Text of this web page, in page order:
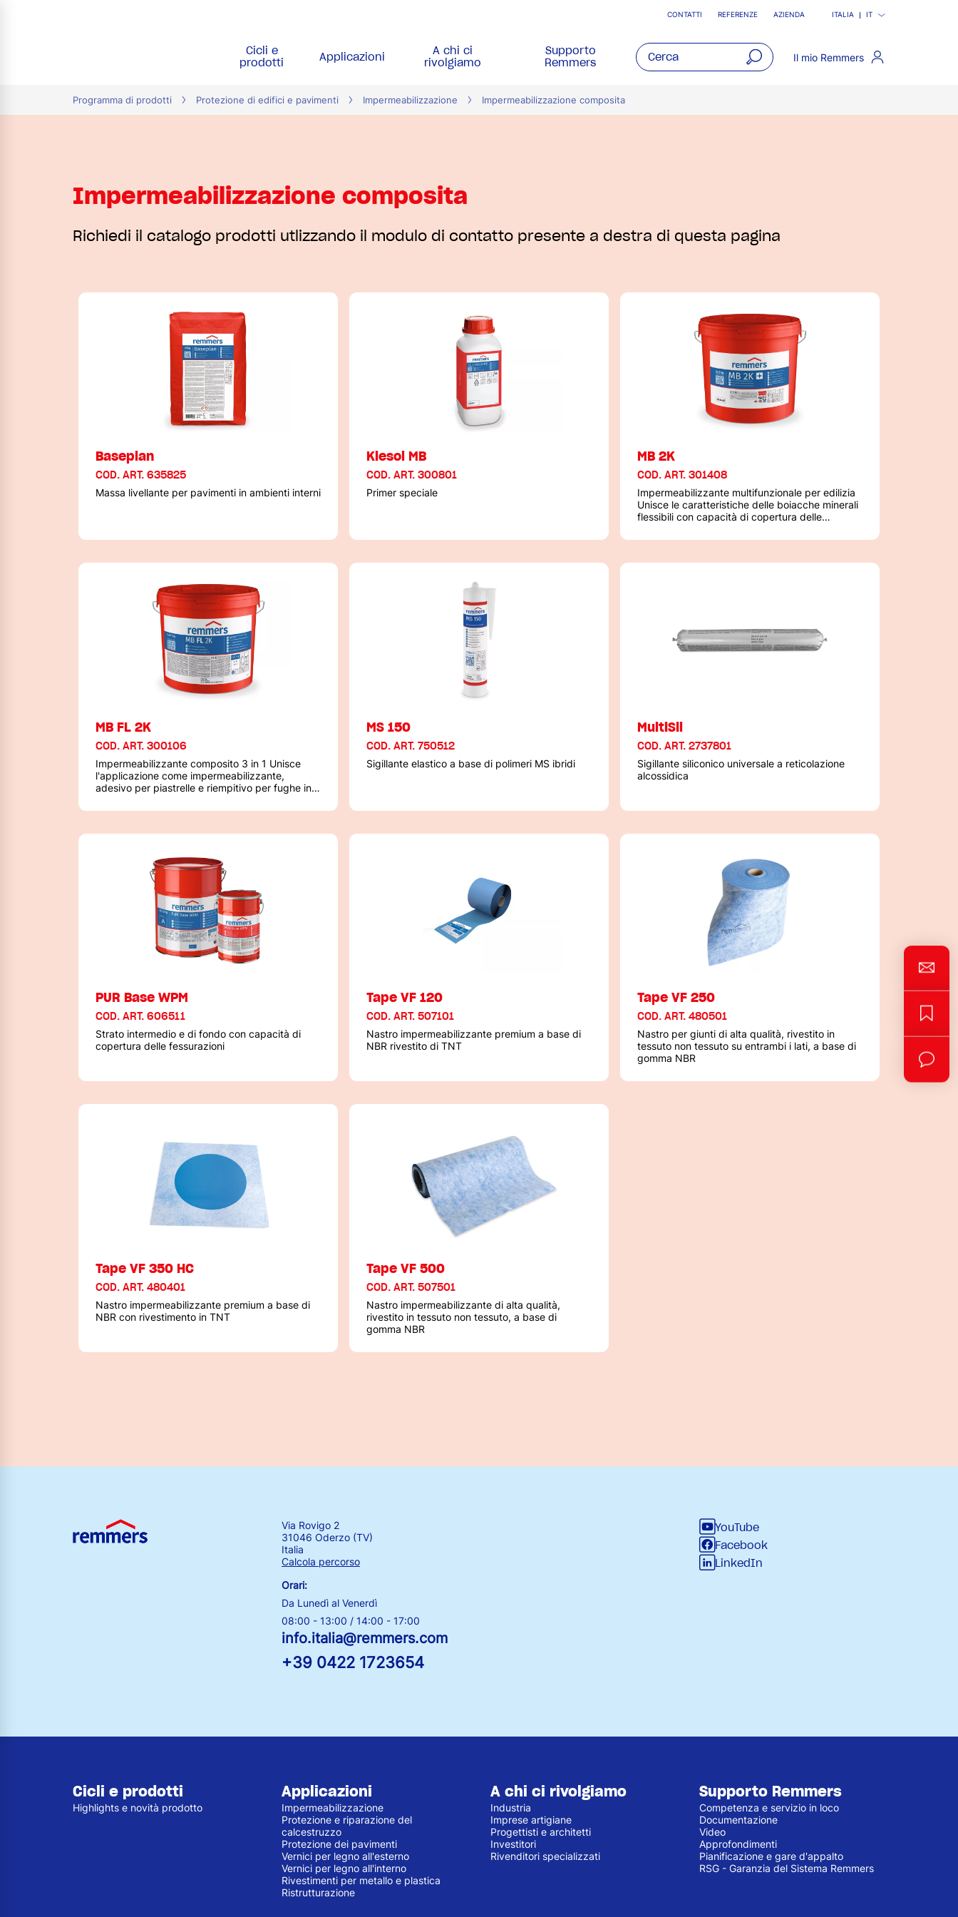
CONTATTI REFERENZE AZIENDA ITALIA IT
Cicli e
prodotti
Applicazioni
A chi ci
rivolgiamo
Supporto
Remmers
Il mio Remmers
Programma di prodotti Protezione di edifici e pavimenti Impermeabilizzazione Impermeabilizzazione composita
Impermeabilizzazione composita
Richiedi il catalogo prodotti utlizzando il modulo di contatto presente a destra di questa pagina
Baseplan
COD. ART. 635825
Massa livellante per pavimenti in ambienti interni
Kiesol MB
COD. ART. 300801
Primer speciale
MB 2K
COD. ART. 301408
Impermeabilizzante multifunzionale per edilizia
Unisce le caratteristiche delle boiacche minerali
flessibili con capacità di copertura delle
dei rivestimenti bituminosi PMBC (rapporto di
MB FL 2K
COD. ART. 300106
Impermeabilizzante composito 3 in 1 Unisce
l'applicazione come impermeabilizzante,
adesivo per piastrelle e riempitivo per fughe in
MS 150
COD. ART. 750512
Sigillante elastico a base di polimeri MS ibridi
MultiSil
COD. ART. 2737801
Sigillante siliconico universale a reticolazione
alcossidica
PUR Base WPM
COD. ART. 606511
Strato intermedio e di fondo con capacità di
copertura delle fessurazioni
Tape VF 120
COD. ART. 507101
Nastro impermeabilizzante premium a base di
NBR rivestito di TNT
Tape VF 250
COD. ART. 480501
Nastro per giunti di alta qualità, rivestito in
tessuto non tessuto su entrambi i lati, a base di
gomma NBR
Tape VF 350 HC
COD. ART. 480401
Nastro impermeabilizzante premium a base di
NBR con rivestimento in TNT
Tape VF 500
COD. ART. 507501
Nastro impermeabilizzante di alta qualità,
rivestito in tessuto non tessuto, a base di
gomma NBR
Via Rovigo 2
31046 Oderzo (TV)
Italia
Calcola percorso
Orari:
Da Lunedì al Venerdì
08:00 - 13:00 / 14:00 - 17:00
info.italia@remmers.com
+39 0422 1723654
YouTube
Facebook
LinkedIn
Cicli e prodotti
Highlights e novità prodotto
Applicazioni
Impermeabilizzazione
Protezione e riparazione del
calcestruzzo
Protezione dei pavimenti
Vernici per legno all'esterno
Vernici per legno all'interno
Rivestimenti per metallo e plastica
Ristrutturazione
A chi ci rivolgiamo
Industria
Imprese artigiane
Progettisti e architetti
Investitori
Rivenditori specializzati
Supporto Remmers
Competenza e servizio in loco
Documentazione
Video
Approfondimenti
Pianificazione e gare d'appalto
RSG - Garanzia del Sistema Remmers